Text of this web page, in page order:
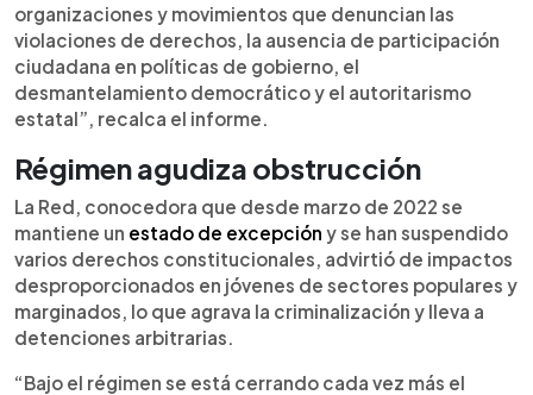
organizaciones y movimientos que denuncian las
violaciones de derechos, la ausencia de participación
ciudadana en políticas de gobierno, el
desmantelamiento democrático y el autoritarismo
estatal”, recalca el informe.
Régimen agudiza obstrucción
La Red, conocedora que desde marzo de 2022 se
mantiene un estado de excepción y se han suspendido
varios derechos constitucionales, advirtió de impactos
desproporcionados en jóvenes de sectores populares y
marginados, lo que agrava la criminalización y lleva a
detenciones arbitrarias.
“Bajo el régimen se está cerrando cada vez más el